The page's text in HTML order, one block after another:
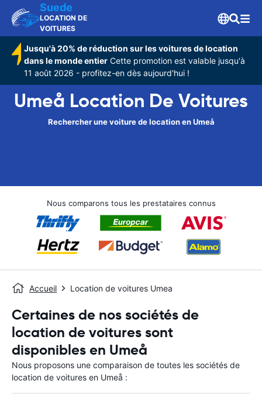
Suede
LOCATION DE
VOITURES
Jusqu'à 20% de réduction sur les voitures de location
dans le monde entier Cette promotion est valable jusqu'à
11 août 2026 - profitez-en dès aujourd'hui !
Umeå Location De Voitures
Rechercher une voiture de location en Umeå
Nous comparons tous les prestataires connus
Accueil Location de voitures Umea
Certaines de nos sociétés de
location de voitures sont
disponibles en Umeå
Nous proposons une comparaison de toutes les sociétés de
location de voitures en Umeå :